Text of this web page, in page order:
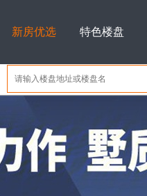
新房优选 特色楼盘